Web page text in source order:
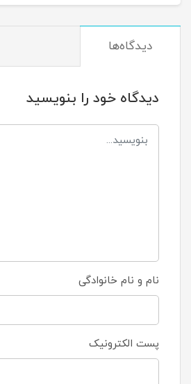
دیدگاه‌ها
دیدگاه خود را بنویسید
نام و نام خانوادگی
پست الکترونیک